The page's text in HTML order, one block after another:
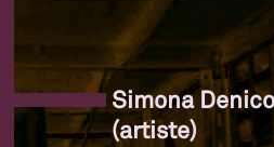
Simona
(artiste)